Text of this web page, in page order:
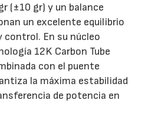
(±10 gr) y un balance
un excelente equilibrio
control. En su núcleo
12K Carbon Tube
con el puente
la máxima estabilidad
de potencia en